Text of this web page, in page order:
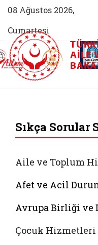
08 Ağustos 2026,
Cumartesi
Aile (yeni sekmede açılır)
AİLEM İletişim Merkezi
Aile ve
AILE
Sıkça Sorular
Aile ve Toplum
Afet ve Acil
Avrupa Birliği ve
Çocuk